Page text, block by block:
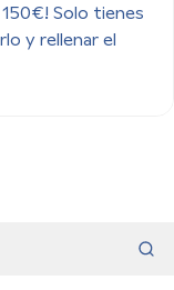
Solo tienes
y rellenar el